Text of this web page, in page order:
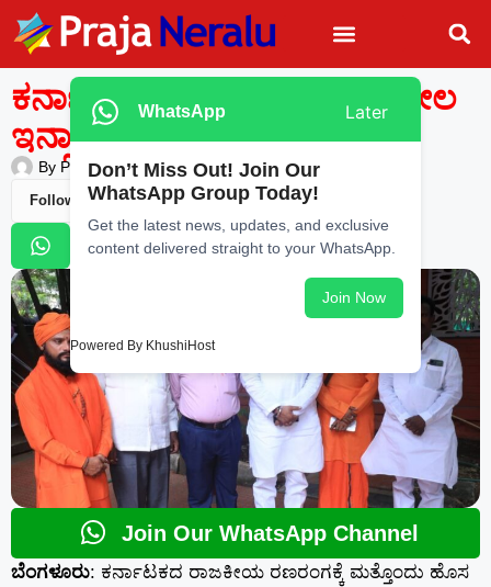
ಕರ್ನಾಟಕ ರಾಜಕಾರಣಕ್ಕೆ ವಿಕಾಸಶೀಲ
ಇನ್ಸಾನ್ ಪಾರ್ಟಿ ಎಂಟ್ರಿ
By Praja Neralu — June 5, 2026 - 6:44 PM
Follow Us
Join Our WhatsApp Channel
ಬೆಂಗಳೂರು: ಕರ್ನಾಟಕದ ರಾಜಕೀಯ ರಣರಂಗಕ್ಕೆ ಮತ್ತೊಂದು ಹೊಸ
WhatsApp Later
Don’t Miss Out! Join Our
WhatsApp Group Today!
Get the latest news, updates, and exclusive
content delivered straight to your WhatsApp.
Join Now
Powered By KhushiHost